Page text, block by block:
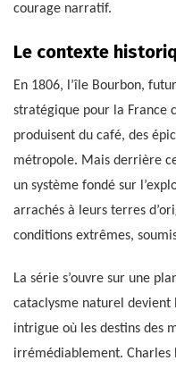
courage narratif.
Le contexte
En 1806, l’île Bourbon,
stratégique pour la France
produisent du café, des
métropole. Mais derrière
un système fondé sur
arrachés à leurs terres
conditions extrêmes,
La série s’ouvre sur une
cataclysme naturel devient
intrigue où les destins des
irrémédiablement.